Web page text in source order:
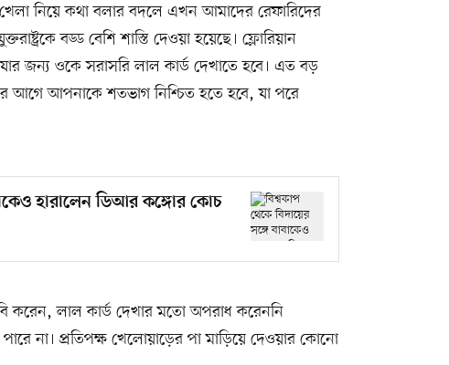
নিয়ে কথা বলার বদলে এখন আমাদের রেফারিদের
বড্ড বেশি শাস্তি দেওয়া হয়েছে। ফ্লোরিয়ান
জন্য ওকে সরাসরি লাল কার্ড দেখাতে হবে। এত বড়
আগে আপনাকে শতভাগ নিশ্চিত হতে হবে, যা পরে
হারালেন ডিআর কঙ্গোর কোচ
করেন, লাল কার্ড দেখার মতো অপরাধ করেননি
না। প্রতিপক্ষ খেলোয়াড়ের পা মাড়িয়ে দেওয়ার কোনো